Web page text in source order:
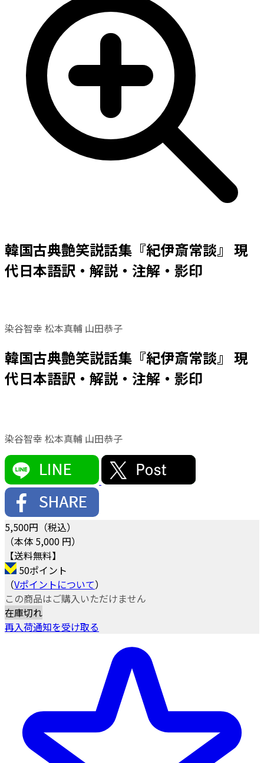
韓国古典艶笑説話集『紀伊斎常談』 現
代日本語訳・解説・注解・影印
染谷智幸 松本真輔 山田恭子
韓国古典艶笑説話集『紀伊斎常談』 現
代日本語訳・解説・注解・影印
染谷智幸 松本真輔 山田恭子
5,500円（税込）
（本体 5,000 円）
【送料無料】
50ポイント
（Vポイントについて）
この商品はご購入いただけません
在庫切れ
再入荷通知を受け取る